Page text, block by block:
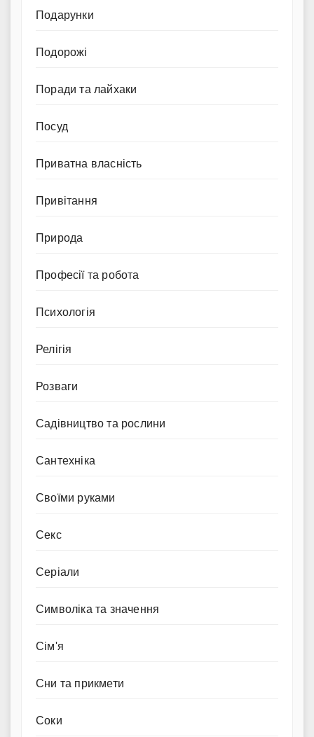
Подарунки
Подорожі
Поради та лайхаки
Посуд
Приватна власність
Привітання
Природа
Професії та робота
Психологія
Релігія
Розваги
Садівництво та рослини
Сантехніка
Своїми руками
Секс
Серіали
Символіка та значення
Сім'я
Сни та прикмети
Соки